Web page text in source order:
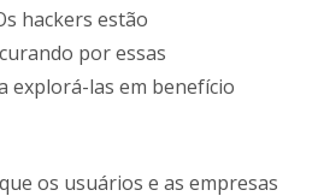
hackers estão
por essas
explorá-las em benefício
os usuários e as empresas